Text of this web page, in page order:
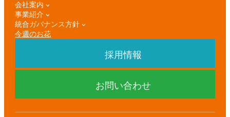
会社案内
事業紹介
統合ガバナンス方針
今週のお花
採用情報
お問い合わせ